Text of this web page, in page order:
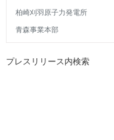
柏崎刈羽原子力発電所
青森事業本部
プレスリリース内検索